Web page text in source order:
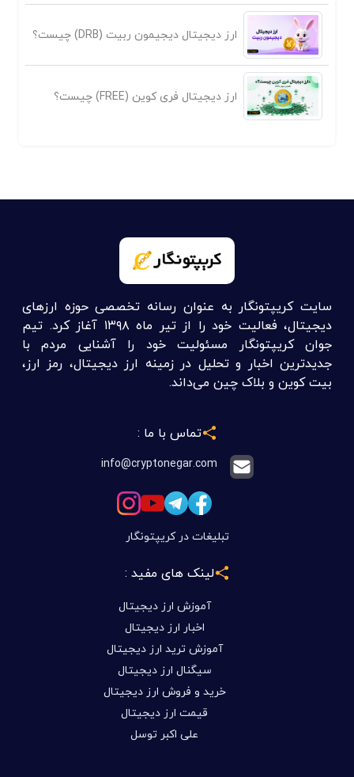
ارز دیجیتال دیجیمون ربیت (DRB) چیست؟
ارز دیجیتال فری کوین (FREE) چیست؟
سایت کریپتونگار به عنوان رسانه تخصصی حوزه ارزهای
دیجیتال، فعالیت خود را از تیر ماه ۱۳۹۸ آغاز کرد. تیم
جوان کریپتونگار مسئولیت خود را آشنایی مردم با
جدیدترین اخبار و تحلیل در زمینه ارز دیجیتال، رمز ارز،
بیت کوین و بلاک چین می‌داند.
تماس با ما :
info@cryptonegar.com
تبلیغات در کریپتونگار
لینک های مفید :
آموزش ارز دیجیتال
اخبار ارز دیجیتال
آموزش ترید ارز دیجیتال
سیگنال ارز دیجیتال
خرید و فروش ارز دیجیتال
قیمت ارز دیجیتال
علی اکبر توسل